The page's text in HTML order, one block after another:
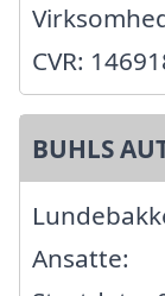
CVR:
BUHLS
Ansatte: